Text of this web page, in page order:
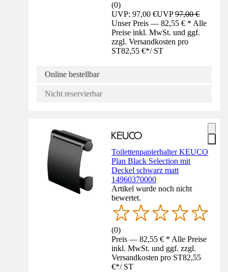
(0)
UVP: 97,00 €UVP97,00 €
Unser Preis — 82,55 € * Alle
Preise inkl. MwSt. und ggf.
zzgl. Versandkosten pro
ST82,55 €*/ ST
Online bestellbar
Nicht reservierbar
Toilettenpapierhalter KEUCO
Plan Black Selection mit
Deckel schwarz matt
14960370000
Artikel wurde noch nicht
bewertet.
(0)
Preis — 82,55 € * Alle Preise
inkl. MwSt. und ggf. zzgl.
Versandkosten pro ST82,55
€*/ ST